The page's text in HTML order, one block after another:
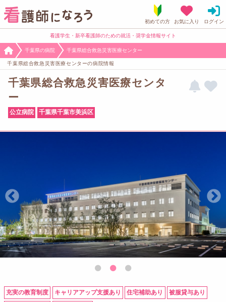
看護学生・新卒看護師のための就活・奨学金情報サイト
千葉県の病院 千葉県総合救急災害医療センター
千葉県総合救急災害医療センターの病院情報
千葉県総合救急災害医療センタ
ー
公立病院 千葉県千葉市美浜区
充実の教育制度 キャリアアップ支援あり 住宅補助あり 被服貸与あり